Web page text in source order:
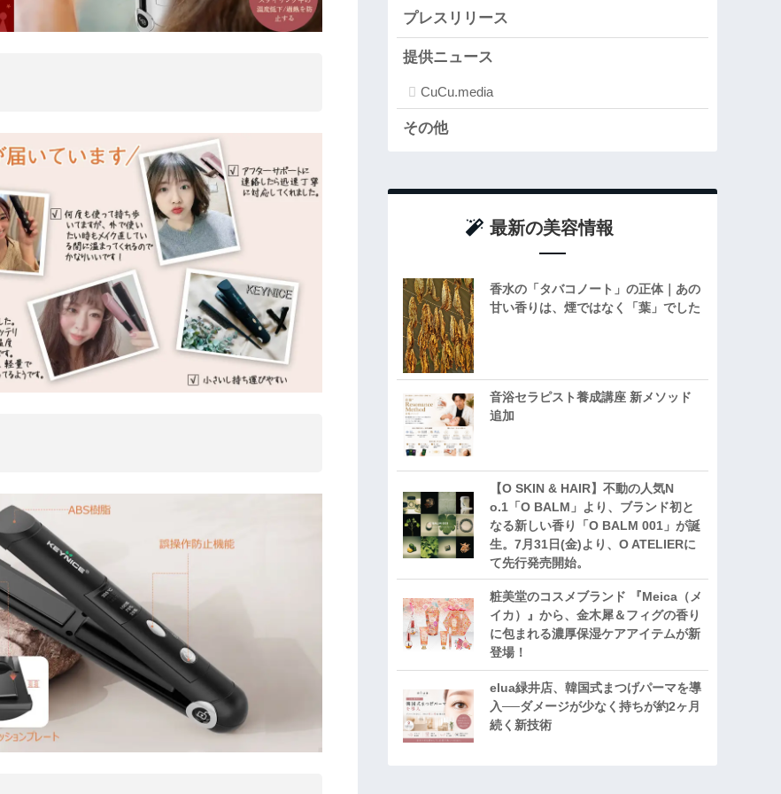
プレスリリース
提供ニュース
CuCu.media
その他
最新の美容情報
香水の「タバコノート」の正体｜あの
甘い香りは、煙ではなく「葉」でした
音浴セラピスト養成講座 新メソッド
追加
【O SKIN & HAIR】不動の人気N
o.1「O BALM」より、ブランド初と
なる新しい香り「O BALM 001」が誕
生。7月31日(金)より、O ATELIERに
て先行発売開始。
粧美堂のコスメブランド 『Meica（メ
イカ）』から、金木犀＆フィグの香り
に包まれる濃厚保湿ケアアイテムが新
登場！
elua緑井店、韓国式まつげパーマを導
入──ダメージが少なく持ちが約2ヶ月
続く新技術